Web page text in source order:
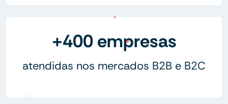
+400 empresas
atendidas nos mercados B2B e B2C